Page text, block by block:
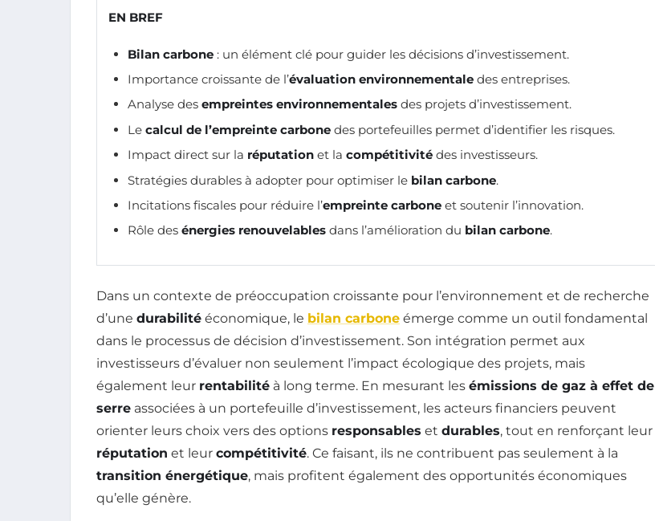
EN BREF
Bilan carbone : un élément clé pour guider les décisions d’investissement.
Importance croissante de l’évaluation environnementale des entreprises.
Analyse des empreintes environnementales des projets d’investissement.
Le calcul de l’empreinte carbone des portefeuilles permet d’identifier les risques.
Impact direct sur la réputation et la compétitivité des investisseurs.
Stratégies durables à adopter pour optimiser le bilan carbone.
Incitations fiscales pour réduire l’empreinte carbone et soutenir l’innovation.
Rôle des énergies renouvelables dans l’amélioration du bilan carbone.
Dans un contexte de préoccupation croissante pour l’environnement et de recherche
d’une durabilité économique, le bilan carbone émerge comme un outil fondamental
dans le processus de décision d’investissement. Son intégration permet aux
investisseurs d’évaluer non seulement l’impact écologique des projets, mais
également leur rentabilité à long terme. En mesurant les émissions de gaz à effet de
serre associées à un portefeuille d’investissement, les acteurs financiers peuvent
orienter leurs choix vers des options responsables et durables, tout en renforçant leur
réputation et leur compétitivité. Ce faisant, ils ne contribuent pas seulement à la
transition énergétique, mais profitent également des opportunités économiques
qu’elle génère.